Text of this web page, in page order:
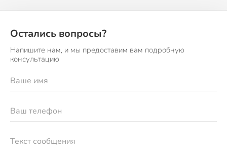
Остались вопросы?
Напишите нам, и мы предоставим вам подробную
консультацию